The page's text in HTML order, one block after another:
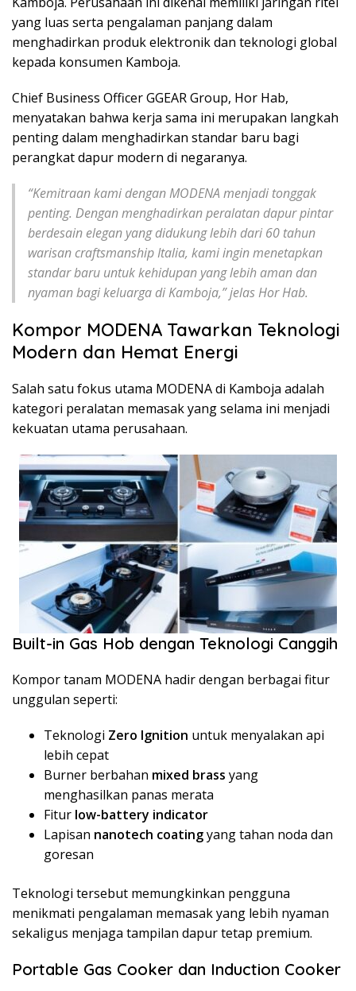
yang luas serta pengalaman panjang dalam
menghadirkan produk elektronik dan teknologi global
kepada konsumen Kamboja.
Chief Business Officer GGEAR Group, Hor Hab,
menyatakan bahwa kerja sama ini merupakan langkah
penting dalam menghadirkan standar baru bagi
perangkat dapur modern di negaranya.
“Kemitraan kami dengan MODENA menjadi tonggak
penting. Dengan menghadirkan peralatan dapur pintar
berdesain elegan yang didukung lebih dari 60 tahun
warisan craftsmanship Italia, kami ingin menetapkan
standar baru untuk kehidupan yang lebih aman dan
nyaman bagi keluarga di Kamboja,” jelas Hor Hab.
Kompor MODENA Tawarkan Teknologi
Modern dan Hemat Energi
Salah satu fokus utama MODENA di Kamboja adalah
kategori peralatan memasak yang selama ini menjadi
kekuatan utama perusahaan.
Built-in Gas Hob dengan Teknologi Canggih
Kompor tanam MODENA hadir dengan berbagai fitur
unggulan seperti:
Teknologi Zero Ignition untuk menyalakan api
lebih cepat
Burner berbahan mixed brass yang
menghasilkan panas merata
Fitur low-battery indicator
Lapisan nanotech coatingyang tahan noda dan
goresan
Teknologi tersebut memungkinkan pengguna
menikmati pengalaman memasak yang lebih nyaman
sekaligus menjaga tampilan dapur tetap premium.
Portable Gas Cooker dan Induction Cooker